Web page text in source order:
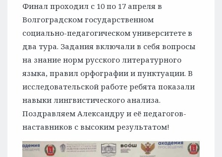
Финал проходил с 10 по 17 апреля в
Волгоградском государственном
социально-педагогическом университете в
два тура. Задания включали в себя вопросы
на знание норм русского литературного
языка, правил орфографии и пунктуации. В
исследовательской работе ребята показали
навыки лингвистического анализа.
Поздравляем Александру и её педагогов-
наставников с высоким результатом!